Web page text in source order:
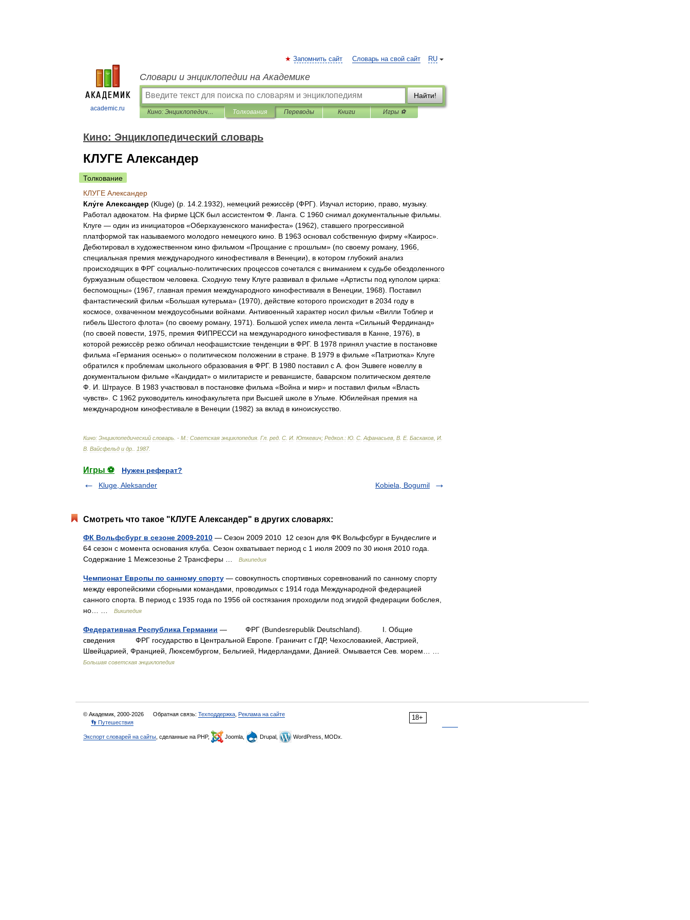
academic.ru
RU
Запомнить сайт Словарь на свой сайт
Словари и энциклопедии на Академике
Найти!
Кино: Энциклопедический словарь Толкования Переводы Книги Игры ⚽
Кино: Энциклопедический словарь
КЛУГЕ Александер
Толкование
КЛУГЕ Александер
Клу́ге Александер (Kluge) (р 14 2 1932), немецкий режиссёр (ФРГ). Изучал историю право музыку.
Работал адвокатом На фирме ЦСК был ассистентом Ф Ланга С 1960 снимал документальные фильмы
Клуге — один из инициаторов «Оберхаузенского манифеста» (1962), ставшего прогрессивной
платформой так называемого молодого немецкого кино В 1963 основал собственную фирму «Каирос».
Дебютировал в художественном кино фильмом «Прощание с прошлым» (по своему роману, 1966
специальная премия международного кинофестиваля в Венеции), в котором глубокий анализ
происходящих в ФРГ социально-политических процессов сочетался с вниманием к судьбе обездоленного
буржуазным обществом человека Сходную тему Клуге развивал в фильме «Артисты под куполом цирка:
беспомощны» (1967 главная премия международного кинофестиваля в Венеции 1968). Поставил
фантастический фильм «Большая кутерьма» (1970), действие которого происходит в 2034 году в
космосе охваченном междоусобными войнами Антивоенный характер носил фильм «Вилли Тоблер и
гибель Шестого флота» (по своему роману, 1971). Большой успех имела лента «Сильный Фердинанд»
(по своей повести 1975 премия ФИПРЕССИ на международного кинофестиваля в Канне 1976), в
которой режиссёр резко обличал неофашистские тенденции в ФРГ. В 1978 принял участие в постановке
фильма «Германия осенью» о политическом положении в стране В 1979 в фильме «Патриотка» Клуге
обратился к проблемам школьного образования в ФРГ. В 1980 поставил с А фон Эшвеге новеллу в
документальном фильме «Кандидат» о милитаристе и реваншисте баварском политическом деятеле
Ф
И Штраусе В 1983 участвовал в постановке фильма «Война и мир» и поставил фильм «Власть
чувств». С 1962 руководитель кинофакультета при Высшей школе в Ульме Юбилейная премия на
международном кинофестивале в Венеции (1982) за вклад в киноискусство
Кино: Энциклопедический словарь . - М : Советская энциклопедия Гл ред С И Юткевич; Редкол : Ю С Афанасьев В Е. Баскаков И
В Вайсфельд и др 1987.
Игры ⚽
Нужен реферат?
Kluge, Aleksander
Kobiela, Bogumil
Смотреть что такое "КЛУГЕ Александер" в других словарях:
ФК Вольфсбург в сезоне 2009-2010 — Сезон 2009 2010 12 сезон для ФК Вольфсбург в Бундеслиге и
64 сезон с момента основания клуба. Сезон охватывает период с 1 июля 2009 по 30 июня 2010 года.
Содержание 1 Межсезонье 2 Трансферы …
Википедия
Чемпионат Европы по санному спорту — совокупность спортивных соревнований по санному спорту
между европейскими сборными командами, проводимых с 1914 года Международной федерацией
санного спорта. В период с 1935 года по 1956 ой состязания проходили под эгидой федерации бобслея,
но… …
Википедия
Федеративная Республика Германии — ФРГ (Bundesrepublik Deutschland). I. Общие
сведения ФРГ государство в Центральной Европе. Граничит с ГДР, Чехословакией, Австрией,
Швейцарией, Францией, Люксембургом, Бельгией, Нидерландами, Данией. Омывается Сев. морем… …
Большая советская энциклопедия
18+
© Академик, 2000-2026 Обратная связь: Техподдержка Реклама на сайте
👣 Путешествия
Экспорт словарей на сайты , сделанные на PHP, Joomla, Drupal, WordPress, MODx.